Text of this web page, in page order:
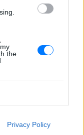
the
Privacy Policy
ανοιχτά για την
στον χώρο της
μετά τη νίκη της
του Πειραιά:
έναν μήνα» ‑ Η
στην κάμερα του
«Κοινωνία Ώρα
τη διασκεδαστική